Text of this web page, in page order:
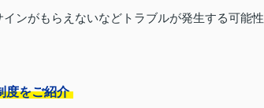
ンがもらえないなどトラブルが発生する可能性
度をご紹介